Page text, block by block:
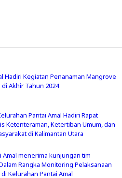
Hadiri Kegiatan Penanaman Mangrove
Akhir Tahun 2024
Pantai Amal Hadiri Rapat
Ketenteraman, Ketertiban Umum, dan
di Kalimantan Utara
Amal menerima kunjungan tim
Rangka Monitoring Pelaksanaan
Kelurahan Pantai Amal